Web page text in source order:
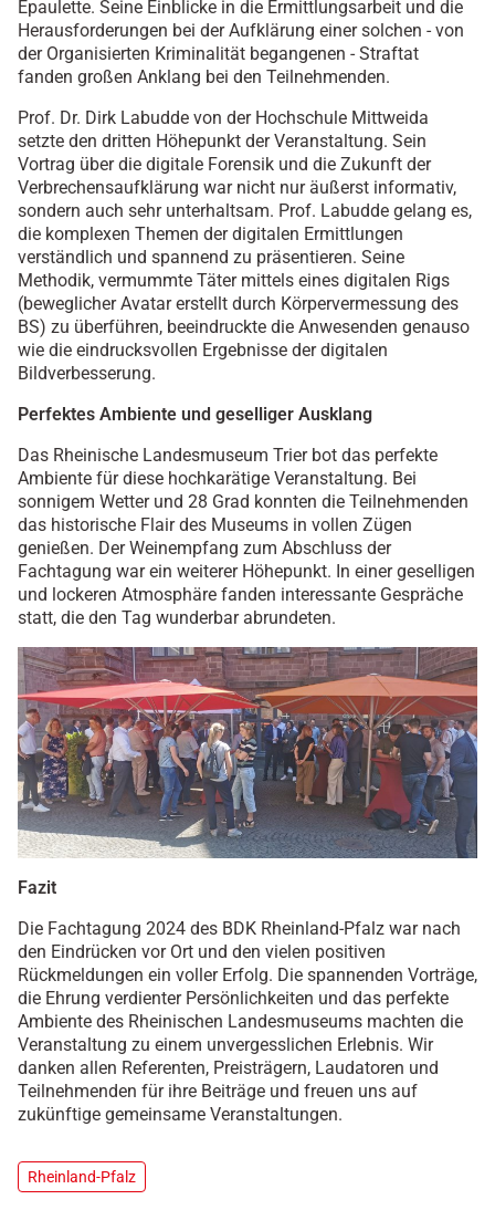
Epaulette. Seine Einblicke in die Ermittlungsarbeit und die
Herausforderungen bei der Aufklärung einer solchen - von
der Organisierten Kriminalität begangenen - Straftat
fanden großen Anklang bei den Teilnehmenden.
Prof. Dr. Dirk Labudde von der Hochschule Mittweida
setzte den dritten Höhepunkt der Veranstaltung. Sein
Vortrag über die digitale Forensik und die Zukunft der
Verbrechensaufklärung war nicht nur äußerst informativ,
sondern auch sehr unterhaltsam. Prof. Labudde gelang es,
die komplexen Themen der digitalen Ermittlungen
verständlich und spannend zu präsentieren. Seine
Methodik, vermummte Täter mittels eines digitalen Rigs
(beweglicher Avatar erstellt durch Körpervermessung des
BS) zu überführen, beeindruckte die Anwesenden genauso
wie die eindrucksvollen Ergebnisse der digitalen
Bildverbesserung.
Perfektes Ambiente und geselliger Ausklang
Das Rheinische Landesmuseum Trier bot das perfekte
Ambiente für diese hochkarätige Veranstaltung. Bei
sonnigem Wetter und 28 Grad konnten die Teilnehmenden
das historische Flair des Museums in vollen Zügen
genießen. Der Weinempfang zum Abschluss der
Fachtagung war ein weiterer Höhepunkt. In einer geselligen
und lockeren Atmosphäre fanden interessante Gespräche
statt, die den Tag wunderbar abrundeten.
Fazit
Die Fachtagung 2024 des BDK Rheinland-Pfalz war nach
den Eindrücken vor Ort und den vielen positiven
Rückmeldungen ein voller Erfolg. Die spannenden Vorträge,
die Ehrung verdienter Persönlichkeiten und das perfekte
Ambiente des Rheinischen Landesmuseums machten die
Veranstaltung zu einem unvergesslichen Erlebnis. Wir
danken allen Referenten, Preisträgern, Laudatoren und
Teilnehmenden für ihre Beiträge und freuen uns auf
zukünftige gemeinsame Veranstaltungen.
Rheinland-Pfalz